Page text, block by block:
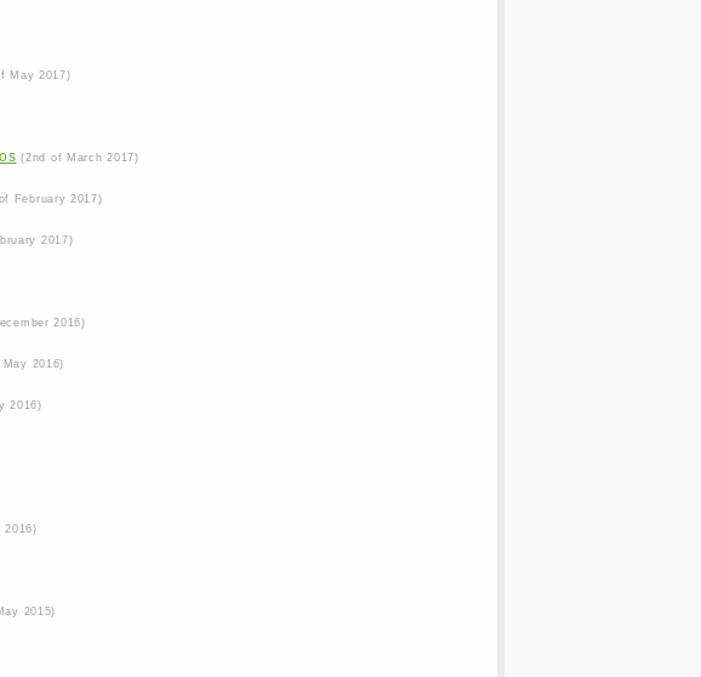
May 2017)
(2nd of March 2017)
February 2017)
2017)
2016)
2016)
2016)
2016)
2015)